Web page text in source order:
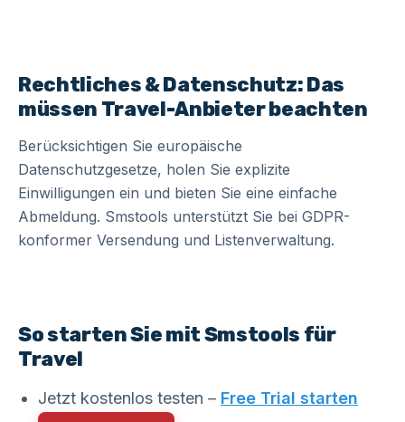
Rechtliches & Datenschutz: Das
müssen Travel-Anbieter beachten
Berücksichtigen Sie europäische
Datenschutzgesetze, holen Sie explizite
Einwilligungen ein und bieten Sie eine einfache
Abmeldung. Smstools unterstützt Sie bei GDPR-
konformer Versendung und Listenverwaltung.
So starten Sie mit Smstools für
Travel
Jetzt kostenlos testen – Free Trial starten